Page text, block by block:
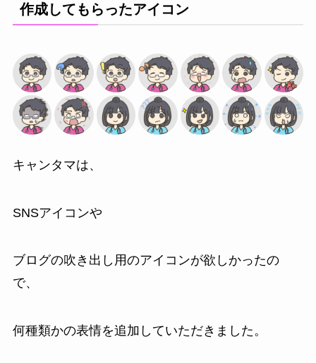
作成してもらったアイコン
キャンタマは、
SNSアイコンや
ブログの吹き出し用のアイコンが欲しかったの
で、
何種類かの表情を追加していただきました。